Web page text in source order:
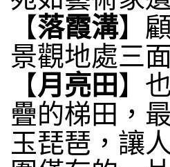
【落霞溝】
景觀地處三
【月亮田 】
疊的梯田，
玉琵琶，讓